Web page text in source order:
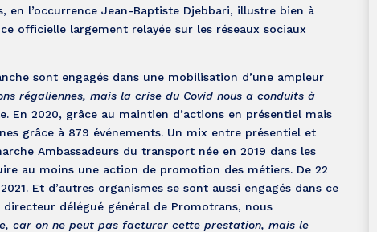
l’occurrence Jean-Baptiste Djebbari, illustre bien à
officielle largement relayée sur les réseaux sociaux
sont engagés dans une mobilisation d’une ampleur
régaliennes, mais la crise du Covid nous a conduits à
En 2020, grâce au maintien d’actions en présentiel mais
grâce à 879 événements. Un mix entre présentiel et
Ambassadeurs du transport née en 2019 dans les
au moins une action de promotion des métiers. De 22
Et d’autres organismes se sont aussi engagés dans ce
délégué général de Promotrans, nous
car on ne peut pas facturer cette prestation, mais le